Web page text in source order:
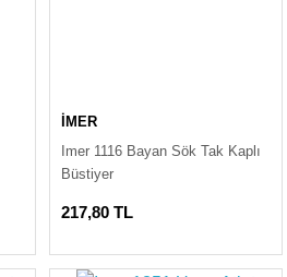
İMER
Imer 1116 Bayan Sök Tak Kaplı
Büstiyer
217,80 TL